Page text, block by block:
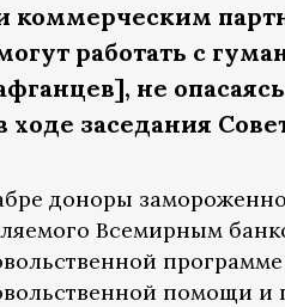
коммерческим
работать с
не
ходе заседания
доноры
Всемирным
помощи и